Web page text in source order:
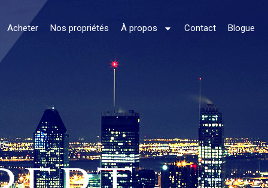
Acheter Nos propriétés À propos Contact Blogue